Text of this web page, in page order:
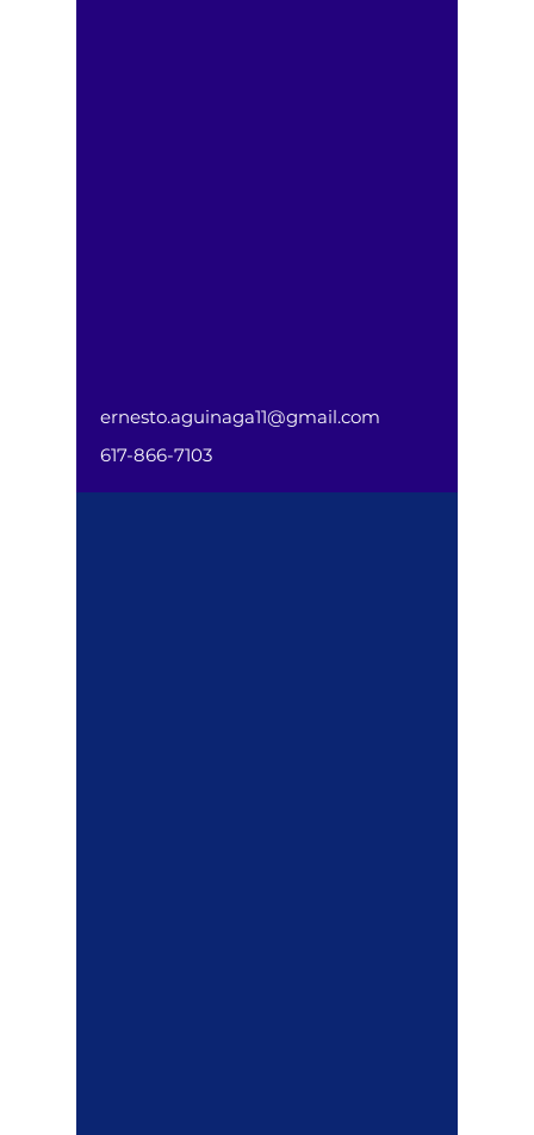
ernesto.aguinaga11@gmail.com
617-866-7103